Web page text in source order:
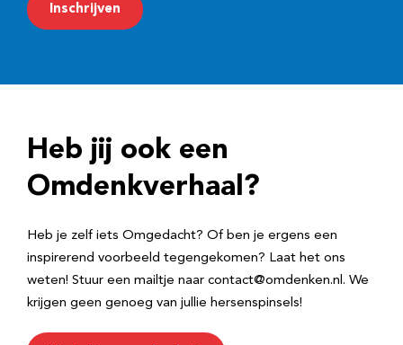
a
r
e
Inschrijven
Heb jij ook een
Omdenkverhaal?
Heb je zelf iets Omgedacht? Of ben je ergens een
inspirerend voorbeeld tegengekomen? Laat het ons
weten! Stuur een mailtje naar contact@omdenken.nl. We
krijgen geen genoeg van jullie hersenspinsels!